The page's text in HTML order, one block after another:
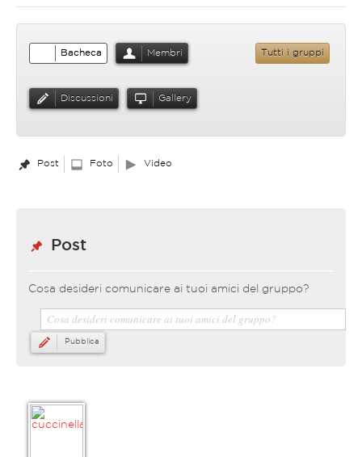
Tutti i gruppi
Bacheca Membri
Discussioni Gallery
Post Foto Video
Post
Cosa desideri comunicare ai tuoi amici del gruppo?
Pubblica